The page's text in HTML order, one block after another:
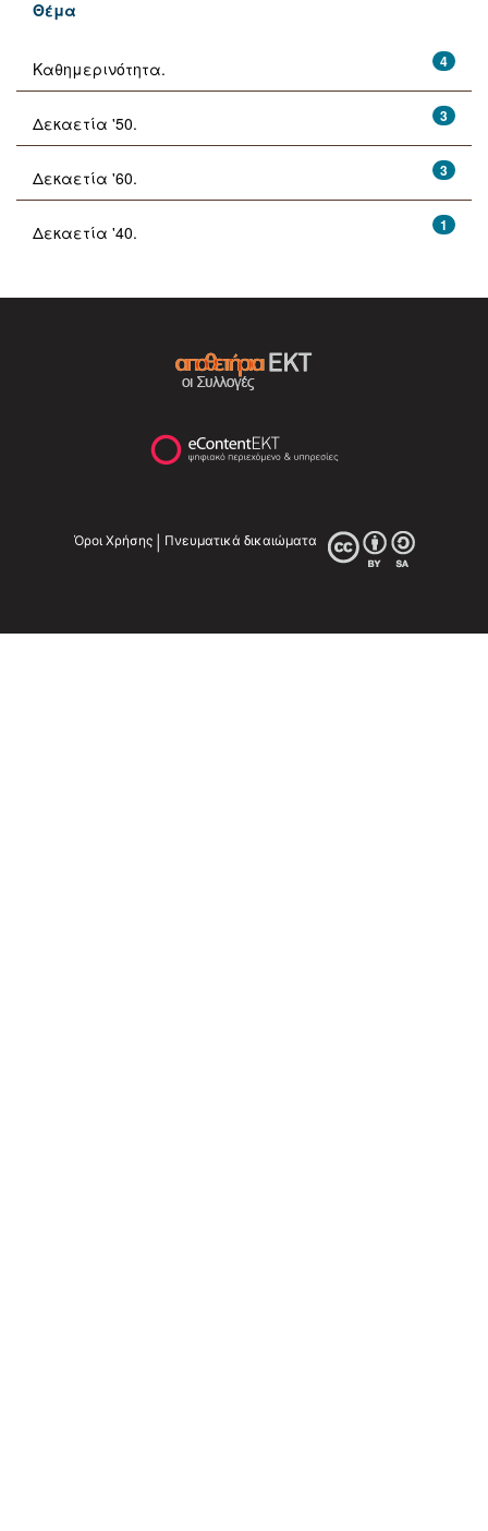
Θέμα
4
Καθημερινότητα.
3
Δεκαετία '50.
3
Δεκαετία '60.
1
Δεκαετία '40.